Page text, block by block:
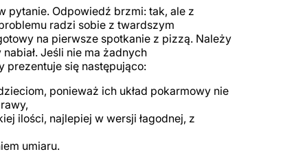
pytanie. Odpowiedź brzmi: tak, ale z
radzi sobie z twardszym
na pierwsze spotkanie z pizzą. Należy
Jeśli nie ma żadnych
się następująco:
ponieważ ich układ pokarmowy nie
ilości, najlepiej w wersji łagodnej, z
umiaru.